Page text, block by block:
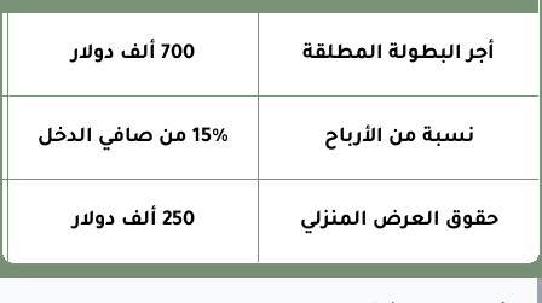
أجر البطولة المطلقة 700 ألف دولار
نسبة من الأرباح 15% من صافي الدخل
حقوق العرض المنزلي 250 ألف دولار